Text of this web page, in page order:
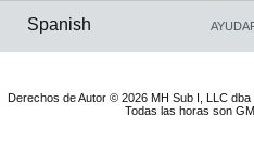
Spanish
Derechos de Autor © 2026 MH Sub I, LLC
Todas las horas son